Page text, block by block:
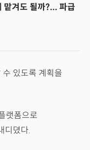
맡겨도 될까?... 파급
수 있도록 계획을
랫폼으로
디뎠다.